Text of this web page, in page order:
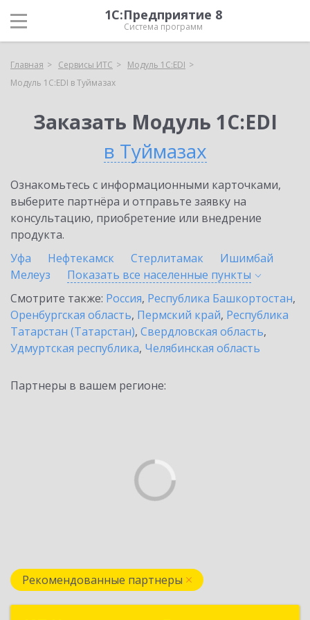
1С:Предприятие 8
Система программ
Главная Сервисы ИТС
Модуль 1C:EDI
Модуль 1C:EDI в Туймазах
Заказать Модуль 1C:EDI
в Туймазах
Ознакомьтесь с информационными карточками,
выберите партнёра и отправьте заявку на
консультацию, приобретение или внедрение
продукта.
Уфа
Нефтекамск Стерлитамак
Ишимбай
Мелеуз
Показать все населенные пункты
Смотрите также: Россия, Республика Башкортостан,
Оренбургская область, Пермский край, Республика
Татарстан (Татарстан), Свердловская область,
Удмуртская республика, Челябинская область
Партнеры в вашем регионе:
Рекомендованные партнеры